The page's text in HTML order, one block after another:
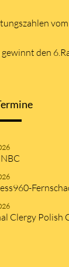
den
Clergy Polish